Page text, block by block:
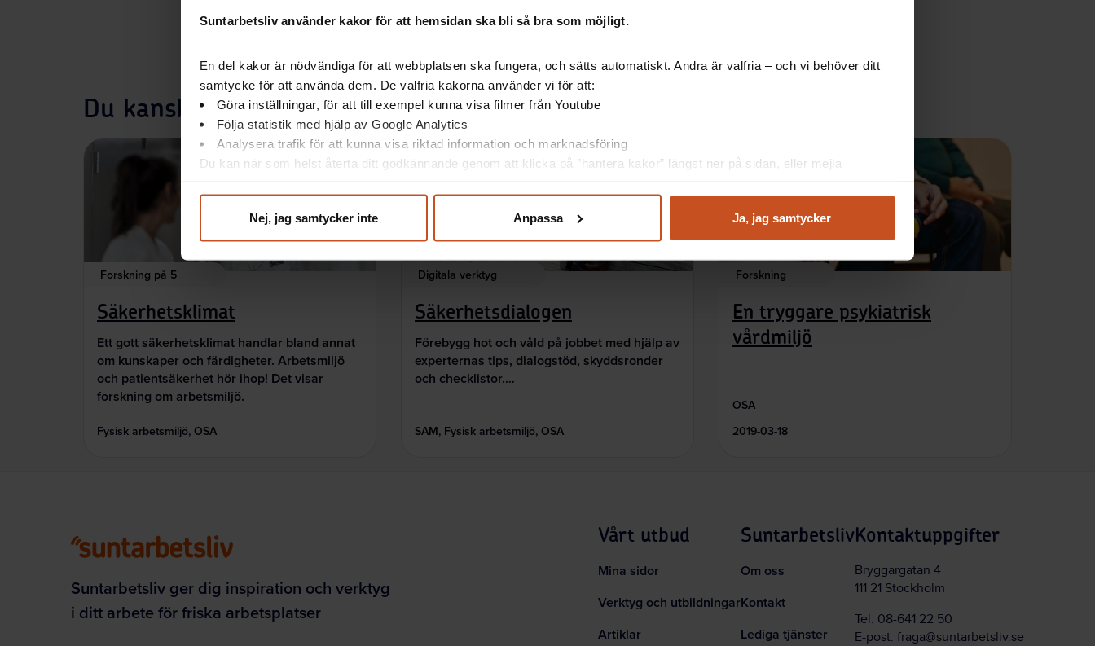
Suntarbetsliv använder kakor för att hemsidan ska bli så bra som möjligt.
En del kakor är nödvändiga för att webbplatsen ska fungera, och sätts automatiskt. Andra är valfria – och vi behöver ditt
samtycke för att använda dem. De valfria kakorna använder vi för att:
Göra inställningar, för att till exempel kunna visa filmer från Youtube
Följa statistik med hjälp av Google Analytics
Analysera trafik för att kunna visa riktad information och marknadsföring
Du kan när som helst återta ditt godkännande genom att klicka på ”hantera kakor” längst ner på sidan, eller mejla
Nej, jag samtycker inte Anpassa Ja, jag samtycker
Du kanske också är intresserad av
Forskning på 5
Säkerhetsklimat
Ett gott säkerhetsklimat handlar bland annat
om kunskaper och färdigheter. Arbetsmiljö
och patientsäkerhet hör ihop! Det visar
forskning om arbetsmiljö.
Fysisk arbetsmiljö, OSA
Digitala verktyg
Säkerhetsdialogen
Förebygg hot och våld på jobbet med hjälp av
experternas tips, dialogstöd, skyddsronder
och checklistor.…
SAM, Fysisk arbetsmiljö, OSA
Forskning
En tryggare psykiatrisk
vårdmiljö
OSA
2019-03-18
Suntarbetsliv ger dig inspiration och verktyg
i ditt arbete för friska arbetsplatser
Vårt utbud
Mina sidor
Verktyg och utbildningar
Artiklar
Suntarbetsliv
Om oss
Kontakt
Lediga tjänster
Kontaktuppgifter
Bryggargatan 4
111 21 Stockholm
Tel: 08-641 22 50
E-post: fraga@suntarbetsliv.se